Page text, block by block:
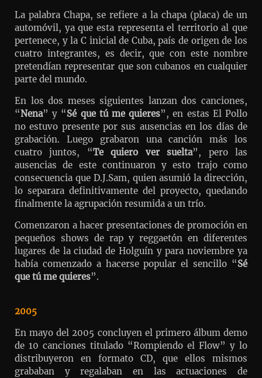
La palabra Chapa, se refiere a la chapa (placa) de un
automóvil, ya que esta representa el territorio al que
pertenece, y la C inicial de Cuba, país de origen de los
cuatro integrantes, es decir, que con este nombre
pretendían representar que son cubanos en cualquier
parte del mundo.
En los dos meses siguientes lanzan dos canciones,
“Nena” y “Sé que tú me quieres”, en estas El Pollo
no estuvo presente por sus ausencias en los días de
grabación. Luego grabaron una canción más los
cuatro juntos, “Te quiero ver suelta”, pero las
ausencias de este continuaron y esto trajo como
consecuencia que D.J.Sam, quien asumió la dirección,
lo separara definitivamente del proyecto, quedando
finalmente la agrupación resumida a un trío.
Comenzaron a hacer presentaciones de promoción en
pequeños shows de rap y reggaetón en diferentes
lugares de la ciudad de Holguín y para noviembre ya
había comenzado a hacerse popular el sencillo “Sé
que tú me quieres”.
2005
En mayo del 2005 concluyen el primero álbum demo
de 10 canciones titulado “Rompiendo el Flow” y lo
distribuyeron en formato CD, que ellos mismos
grababan y regalaban en las actuaciones de